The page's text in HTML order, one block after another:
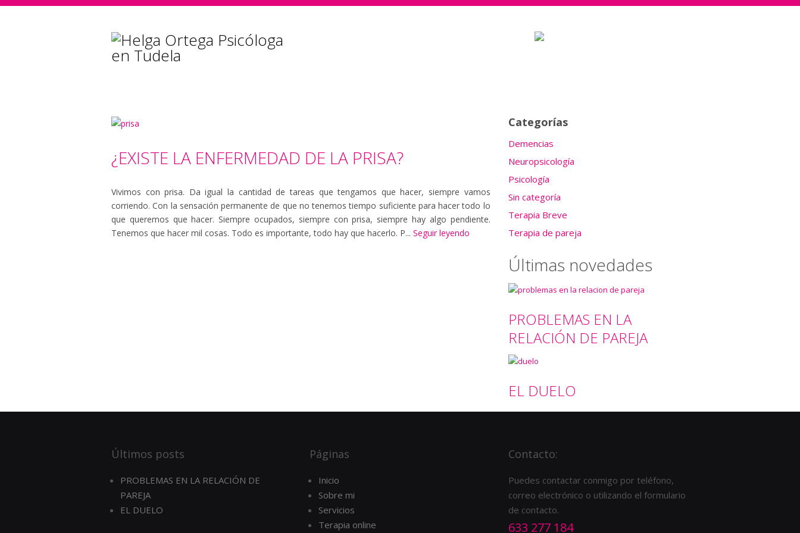
¿EXISTE LA ENFERMEDAD DE LA PRISA?
Vivimos con prisa. Da igual la cantidad de tareas que tengamos que hacer, siempre vamos
corriendo. Con la sensación permanente de que no tenemos tiempo suficiente para hacer todo lo
que queremos que hacer. Siempre ocupados, siempre con prisa, siempre hay algo pendiente.
Tenemos que hacer mil cosas. Todo es importante, todo hay que hacerlo. P... Seguir leyendo
Categorías
Demencias
Neuropsicología
Psicología
Sin categoría
Terapia Breve
Terapia de pareja
Últimas novedades
PROBLEMAS EN LA
RELACIÓN DE PAREJA
EL DUELO
Últimos posts
PROBLEMAS EN LA RELACIÓN DE
PAREJA
EL DUELO
Páginas
Inicio
Sobre mi
Servicios
Terapia online
Contacto:
Puedes contactar conmigo por teléfono,
correo electrónico o utilizando el formulario
de contacto.
633 277 184